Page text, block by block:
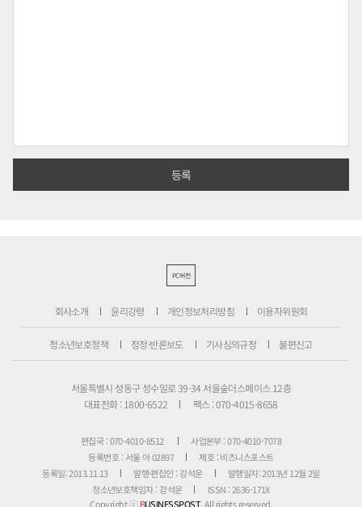
PC버전
회사소개 윤리강령 개인정보처리방침 이용자위원회
청소년보호정책 정정·반론보도 기사심의규정 불편신고
서울특별시 성동구 성수일로 39-34 서울숲더스페이스 12층
대표전화 : 1800-6522
팩스 : 070-4015-8658
편집국 : 070-4010-8512
사업본부 : 070-4010-7078
등록번호 : 서울 아 02897
제호 : 비즈니스포스트
등록일: 2013.11.13
발행·편집인 : 강석운
발행일자: 2013년 12월 2일
청소년보호책임자 : 강석운
ISSN : 2636-171X
Copyright ⓒBUSINESSPOST. All rights reserved.